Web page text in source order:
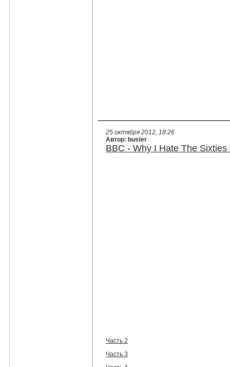
25 октября 2012, 18:26
Автор: buster
BBC - Why I Hate The Sixties
Часть 2
Часть 3